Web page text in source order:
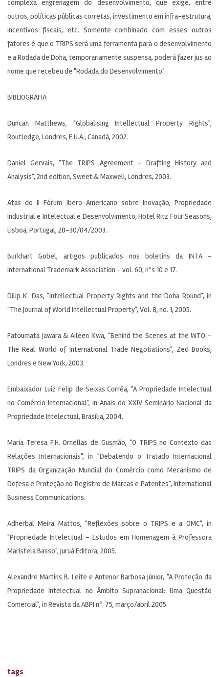
complexa engrenagem do desenvolvimento, que exige, entre
outros, políticas públicas corretas, investimento em infra-estrutura,
incentivos fiscais, etc. Somente combinado com esses outros
fatores é que o TRIPS será uma ferramenta para o desenvolvimento
e a Rodada de Doha, temporariamente suspensa, poderá fazer jus ao
nome que recebeu de "Rodada do Desenvolvimento".
BIBLIOGRAFIA
Duncan Matthews, "Globalising Intellectual Property Rights",
Routledge, Londres, E.U.A., Canadá, 2002.
Daniel Gervais, "The TRIPS Agreement – Drafting History and
Analysis", 2nd edition, Sweet & Maxwell, Londres, 2003.
Atas do II Fórum Ibero-Americano sobre Inovação, Propriedade
Industrial e Intelectual e Desenvolvimento, Hotel Ritz Four Seasons,
Lisboa, Portugal, 28-30/04/2003.
Burkhart Gobel, artigos publicados nos boletins da INTA –
International Trademark Association – vol. 60, nºs 10 e 17.
Dilip K. Das, "Intellectual Property Rights and the Doha Round", in
"The Journal of World Intellectual Property", Vol. 8, no. 1, 2005.
Fatoumata Jawara & Aileen Kwa, "Behind the Scenes at the WTO –
The Real World of International Trade Negotiations", Zed Books,
Londres e New York, 2003.
Embaixador Luiz Felip de Seixas Corrêa, "A Propriedade Intelectual
no Comércio Internacional", in Anais do XXIV Seminário Nacional da
Propriedade Intelectual, Brasília, 2004.
Maria Teresa F.H. Ornellas de Gusmão, "O TRIPS no Contexto das
Relações Internacionais", in "Debatendo o Tratado Internacional
TRIPS da Organização Mundial do Comércio como Mecanismo de
Defesa e Proteção no Registro de Marcas e Patentes", International
Business Communications.
Adherbal Meira Mattos, "Reflexões sobre o TRIPS e a OMC", in
"Propriedade Intelectual – Estudos em Homenagem à Professora
Maristela Basso", Juruá Editora, 2005.
Alexandre Martins B. Leite e Antenor Barbosa Júnior, "A Proteção da
Propriedade Intelectual no Âmbito Supranacional: Uma Questão
Comercial", in Revista da ABPI nº. 75, março/abril 2005.
tags